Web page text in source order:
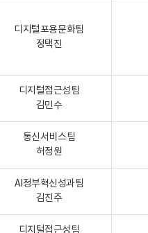
디지털포용문화팀
정택진
디지털접근성팀
김민수
통신서비스팀
허정원
AI정부혁신성과팀
김진주
디지털접근성팀